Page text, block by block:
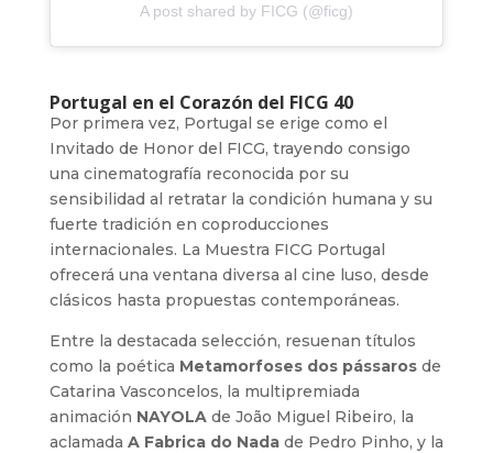
A post shared by FICG (@ficg)
Portugal en el Corazón del FICG 40
Por primera vez, Portugal se erige como el
Invitado de Honor del FICG, trayendo consigo
una cinematografía reconocida por su
sensibilidad al retratar la condición humana y su
fuerte tradición en coproducciones
internacionales. La Muestra FICG Portugal
ofrecerá una ventana diversa al cine luso, desde
clásicos hasta propuestas contemporáneas.
Entre la destacada selección, resuenan títulos
como la poética Metamorfoses dos pássarosde
Catarina Vasconcelos, la multipremiada
animación NAYOLAde João Miguel Ribeiro, la
aclamada A Fabrica do Nadade Pedro Pinho, y la